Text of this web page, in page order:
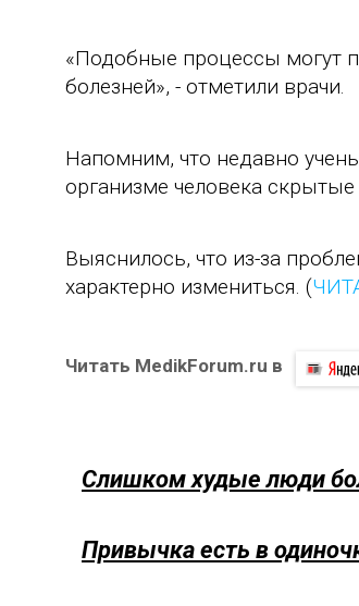
«Подобные процессы могут
болезней», - отметили врачи.
Напомним, что недавно
организме человека
Выяснилось, что из-за
характерно измениться. (
Читать MedikForum.ru в
Слишком худые люди
Привычка есть в